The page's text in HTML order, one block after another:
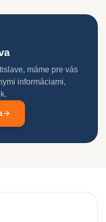
máme pre vás
informáciami,